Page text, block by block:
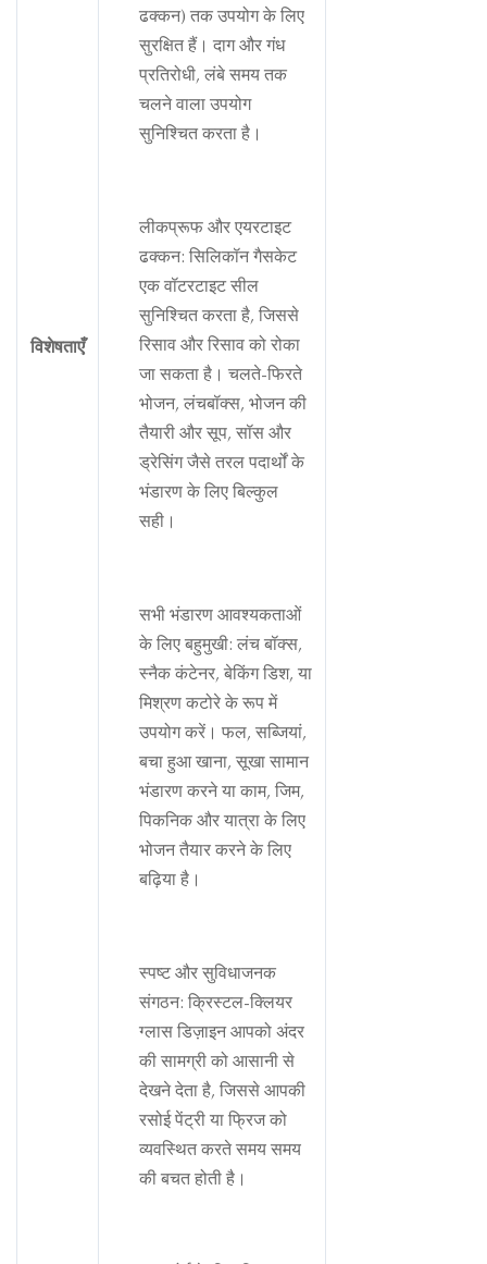
विशेषताएँ
ढक्कन) तक उपयोग के लिए
सुरक्षित हैं। दाग और गंध
प्रतिरोधी, लंबे समय तक
चलने वाला उपयोग
सुनिश्चित करता है।
लीकप्रूफ और एयरटाइट
ढक्कन: सिलिकॉन गैसकेट
एक वॉटरटाइट सील
सुनिश्चित करता है, जिससे
रिसाव और रिसाव को रोका
जा सकता है। चलते-फिरते
भोजन, लंचबॉक्स, भोजन की
तैयारी और सूप, सॉस और
ड्रेसिंग जैसे तरल पदार्थों के
भंडारण के लिए बिल्कुल
सही।
सभी भंडारण आवश्यकताओं
के लिए बहुमुखी: लंच बॉक्स,
स्नैक कंटेनर, बेकिंग डिश, या
मिश्रण कटोरे के रूप में
उपयोग करें। फल, सब्जियां,
बचा हुआ खाना, सूखा सामान
भंडारण करने या काम, जिम,
पिकनिक और यात्रा के लिए
भोजन तैयार करने के लिए
बढ़िया है।
स्पष्ट और सुविधाजनक
संगठन: क्रिस्टल-क्लियर
ग्लास डिज़ाइन आपको अंदर
की सामग्री को आसानी से
देखने देता है, जिससे आपकी
रसोई पेंट्री या फ्रिज को
व्यवस्थित करते समय समय
की बचत होती है।